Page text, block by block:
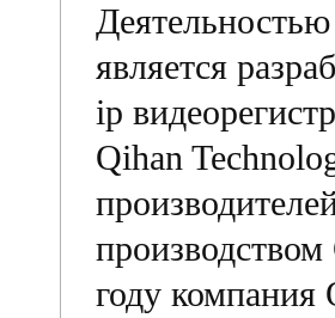
является
ip
Qihan
году компания